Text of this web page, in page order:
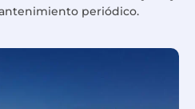
periódico.